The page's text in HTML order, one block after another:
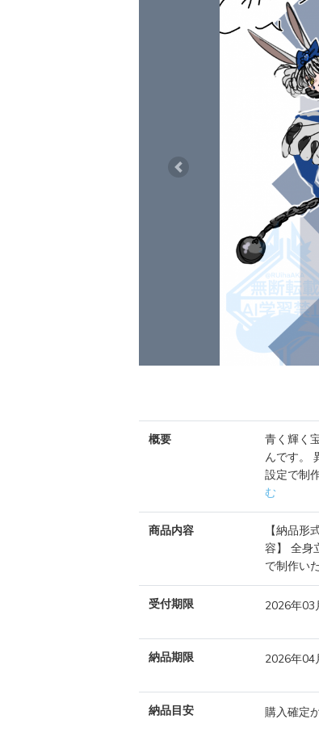
Previous
概要
青く輝く
んです。
設定で制
む
商品内容
【納品
容】 全身
で制作い
受付期限 2026年03
納品期限 2026年04
納品目安 購入確定